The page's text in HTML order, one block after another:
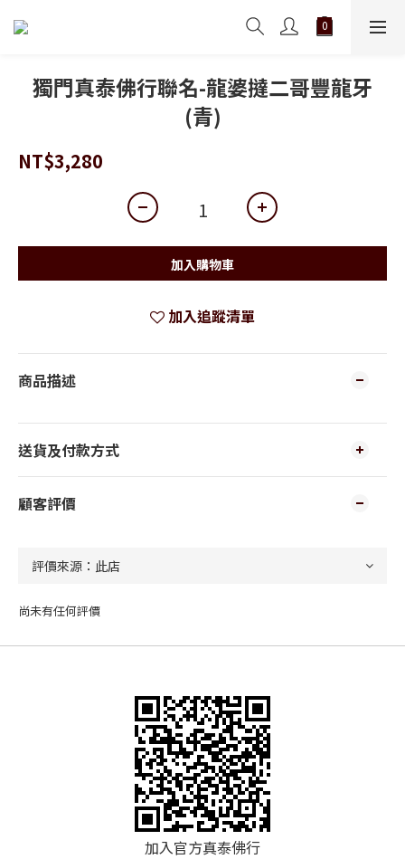
獨門真泰佛行聯名-龍婆撻二哥豐龍牙
(青)
NT$3,280
加入購物車
加入追蹤清單
商品描述
送貨及付款方式
顧客評價
尚未有任何評價
加入官方真泰佛行